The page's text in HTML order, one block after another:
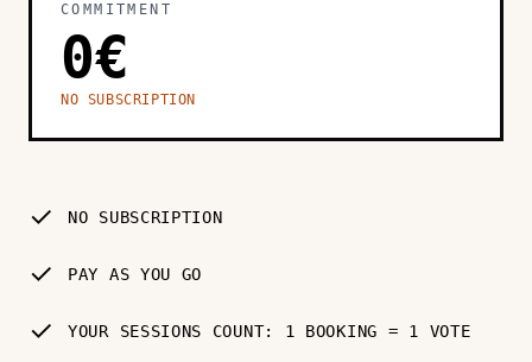
COMMITMENT
0€
NO SUBSCRIPTION
✓ NO SUBSCRIPTION
✓ PAY AS YOU GO
✓ YOUR SESSIONS COUNT: 1 BOOKING = 1 VOTE